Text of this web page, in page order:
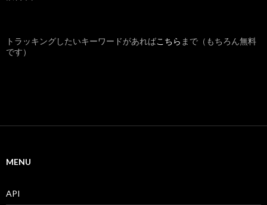
トラッキングしたいキーワードがあればこちら まで（もちろん無料
です）
MENU
API